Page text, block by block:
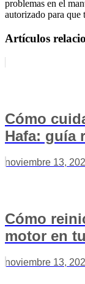
problemas en el
autorizado para que
Artículos
Cómo
Hafa: guía
noviembre 13,
Cómo
motor en
noviembre 13,